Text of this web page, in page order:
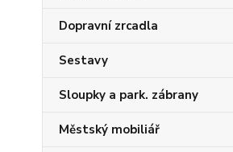
Dopravní zrcadla
Sestavy
Sloupky a park. zábrany
Městský mobiliář